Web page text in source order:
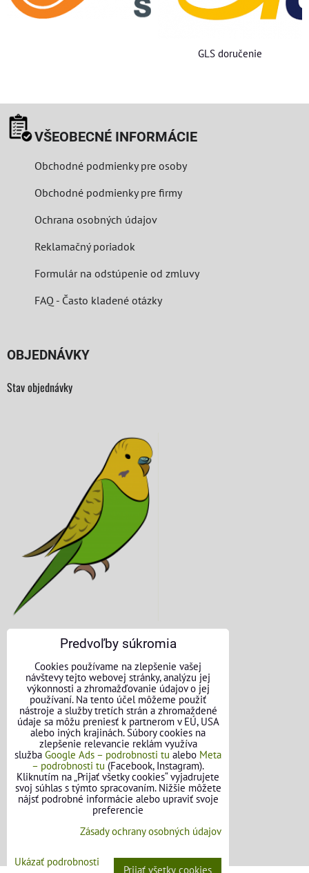
GLS doručenie
VŠEOBECNÉ INFORMÁCIE
Obchodné podmienky pre osoby
Obchodné podmienky pre firmy
Ochrana osobných údajov
Reklamačný poriadok
Formulár na odstúpenie od zmluvy
FAQ - Často kladené otázky
OBJEDNÁVKY
Stav objednávky
KONTAKTNÉ ÚDAJE
O nás
Kontakt
Požičovňa náradia
Názory našich zákazníkov
Mapa stránok
SLEDUJTE NÁS
Facebook
Predvoľby súkromia
Cookies používame na zlepšenie vašej
návštevy tejto webovej stránky, analýzu jej
výkonnosti a zhromažďovanie údajov o jej
používaní. Na tento účel môžeme použiť
nástroje a služby tretích strán a zhromaždené
údaje sa môžu preniesť k partnerom v EÚ, USA
alebo iných krajinách. Súbory cookies na
zlepšenie relevancie reklám využíva
služba Google Ads – podrobnosti tu alebo Meta
– podrobnosti tu (Facebook, Instagram).
Kliknutím na „Prijať všetky cookies“ vyjadrujete
svoj súhlas s týmto spracovaním. Nižšie môžete
nájsť podrobné informácie alebo upraviť svoje
preferencie
Zásady ochrany osobných údajov
Ukázať podrobnosti
Prijať všetky cookies